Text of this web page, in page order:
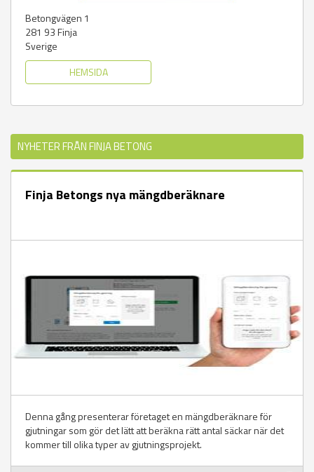
Betongvägen 1
281 93Finja
Sverige
HEMSIDA
NYHETER FRÅN FINJA BETONG
Finja Betongs nya mängdberäknare
Denna gång presenterar företaget en mängdberäknare för
gjutningar som gör det lätt att beräkna rätt antal säckar när det
kommer till olika typer av gjutningsprojekt.